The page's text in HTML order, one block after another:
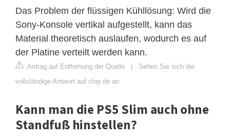
Das Problem der flüssigen Kühllösung: Wird die
Sony-Konsole vertikal aufgestellt, kann das
Material theoretisch auslaufen, wodurch es auf
der Platine verteilt werden kann.
Antrag auf Entfernung der Quelle | Sehen Sie sich die
vollständige Antwort auf chip.de an
Kann man die PS5 Slim auch ohne
Standfuß hinstellen?